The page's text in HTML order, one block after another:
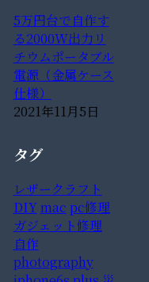
5万円台で自作す
る2000W出力リ
チウムポータブル
電源（金属ケース
仕様）
2021年11月5日
タグ
レザークラフト
DIYmac pc修理
ガジェット修理
自作
photography